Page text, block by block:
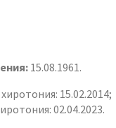
15.08.1961.
15.02.2014;
02.04.2023.